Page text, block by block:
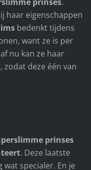
haar eigenschappen
bedenkt tijdens
want ze is per
nu kan ze haar
zodat deze één van
prinses
. Deze laatste
specialer. En je